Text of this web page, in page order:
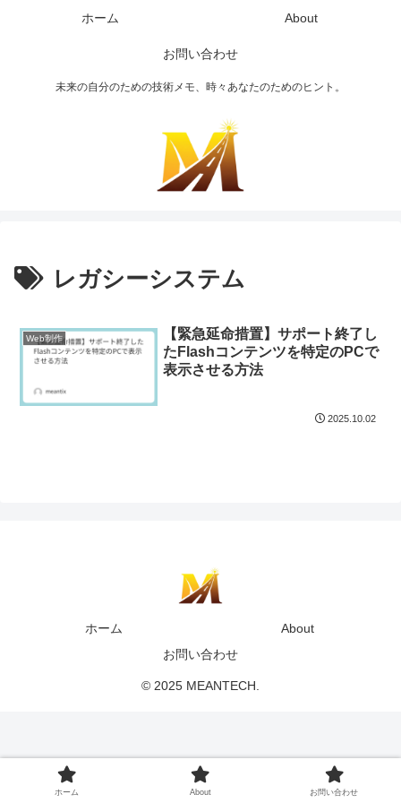
未来の自分のための技術メモ、時々あなたのためのヒント。
ホーム About
お問い合わせ
レガシーシステム
Web制作
【緊急延命措置】サポート終了し
たFlashコンテンツを特定のPCで
表示させる方法
2025.10.02
ホーム
About
お問い合わせ
© 2025 MEANTECH.
ホーム About お問い合わせ